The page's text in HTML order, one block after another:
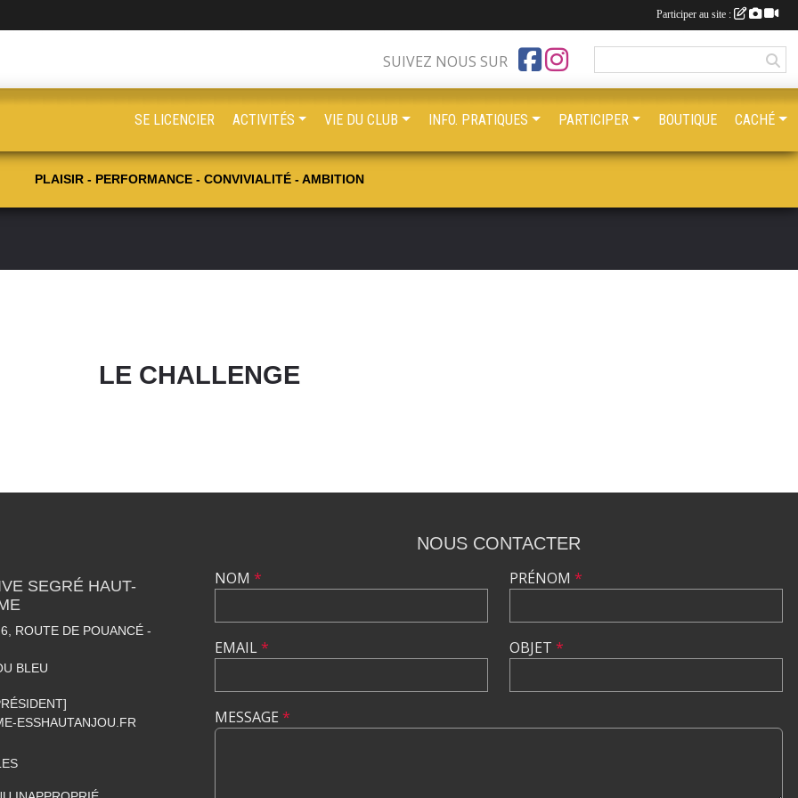
PLAISIR - PERFORMANCE - CONVIVIALITÉ - AMBITION
LE CHALLENGE
SUIVEZ NOUS SUR
SE LICENCIER ACTIVITÉS VIE DU CLUB INFO. PRATIQUES PARTICIPER BOUTIQUE CACHÉ
SEGRÉ HAUT-
ROUTE DE POUANCÉ -
BLEU
ESSHAUTANJOU.FR
NOUS CONTACTER
NOM *
EMAIL*
PRÉNOM *
OBJET *
MESSAGE *
Participer au site :